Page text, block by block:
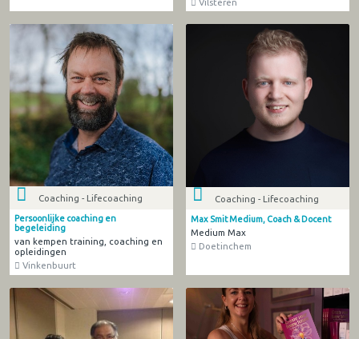
Coaching - Lifecoaching
Persoonlijke coaching en
begeleiding
van kempen training, coaching en
opleidingen
Vinkenbuurt
Coaching - Lifecoaching
Max Smit Medium, Coach & Docent
Medium Max
Doetinchem